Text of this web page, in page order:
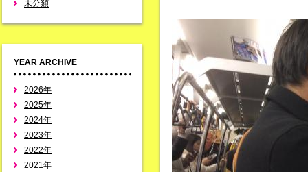
未分類
YEAR ARCHIVE
2026年
2025年
2024年
2023年
2022年
2021年